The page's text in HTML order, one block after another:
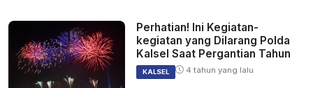
Perhatian! Ini Kegiatan-
kegiatan yang Dilarang Polda
Kalsel Saat Pergantian Tahun
KALSEL 4 tahun yang lalu